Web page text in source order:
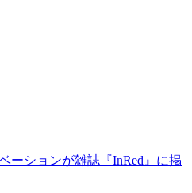
ーションが雑誌『InRed』に掲